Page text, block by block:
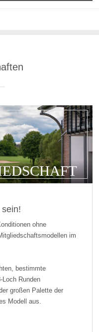
ohne
im
bestimmte
Loch Runden
großen Palette der
Modell aus.